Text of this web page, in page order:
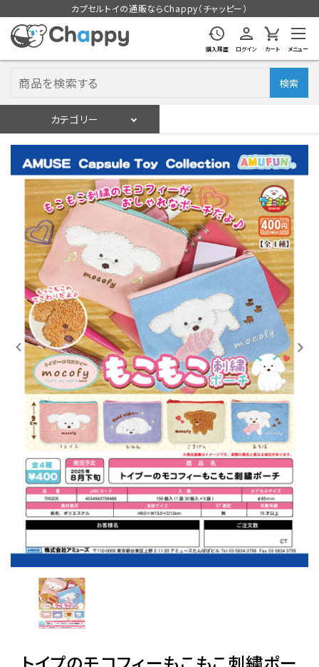
カプセルトイの通販ならChappy（チャッピー）
購入履歴 ログイン カート メニュー
検索
カテゴリー
入荷スケジュールをチェック
カプセルトイマシン本体
カプセルトイ
販促用空カプセル
レンタル
景品・玩具・文具
販促用カプセルトイ
よくあるご質問
ご利用ガイド
06-6282-7659